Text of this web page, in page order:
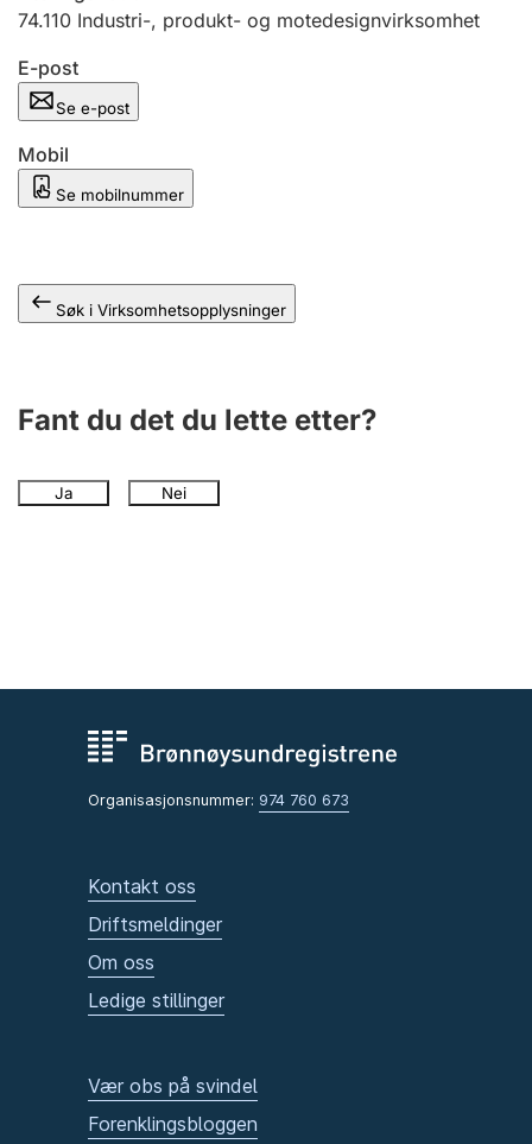
Andre tema
74.110 Industri-, produkt- og motedesignvirksomhet
E-post
Se e-post
Mobil
Se mobilnummer
Søk i Virksomhetsopplysninger
Fant du det du lette etter?
Ja Nei
Organisasjonsnummer: 974 760 673
Kontakt oss
Driftsmeldinger
Om oss
Ledige stillinger
Vær obs på svindel
Forenklingsbloggen